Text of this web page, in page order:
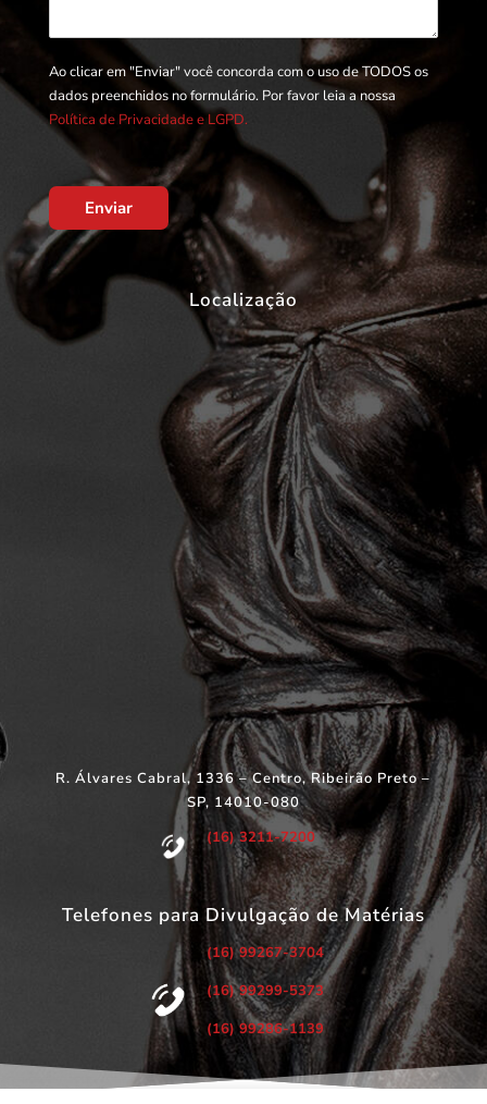
Ao clicar em "Enviar" você concorda com o uso de TODOS os
dados preenchidos no formulário. Por favor leia a nossa
Política de Privacidade e LGPD.
Enviar
Localização
R. Álvares Cabral, 1336 – Centro, Ribeirão Preto –
SP, 14010-080
(16) 3211-7200
Telefones para Divulgação de Matérias
(16) 99267-3704
(16) 99299-5373
(16) 99286-1139